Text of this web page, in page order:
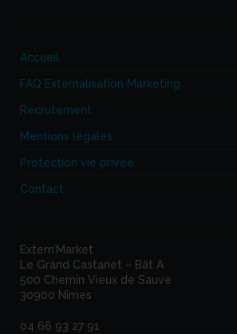
Accueil
FAQ Externalisation Marketing
Recrutement
Mentions légales
Protection vie privée
Contact
Extern’Market
Le Grand Castanet – Bât A
500 Chemin Vieux de Sauve
30900 Nîmes
04 66 93 27 91